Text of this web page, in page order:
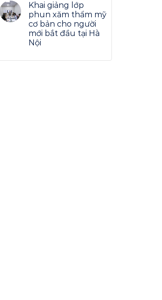
Khai giảng lớp
phun xăm thẩm mỹ
cơ bản cho người
mới bắt đầu tại Hà
Nội